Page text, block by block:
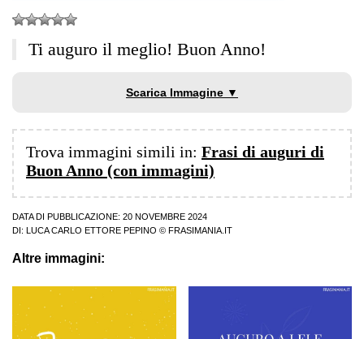
Ti auguro il meglio! Buon Anno!
Scarica Immagine ▼
Trova immagini simili in: Frasi di auguri di
Buon Anno (con immagini)
DATA DI PUBBLICAZIONE: 20 NOVEMBRE 2024
DI:
LUCA CARLO ETTORE PEPINO © FRASIMANIA.IT
Altre immagini: